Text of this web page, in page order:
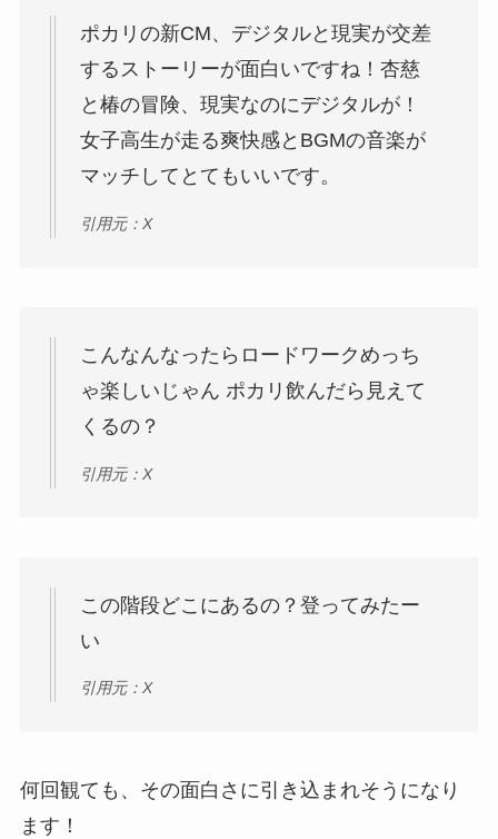
ポカリの新CM、デジタルと現実が交差
するストーリーが面白いですね！杏慈
と椿の冒険、現実なのにデジタルが！
女子高生が走る爽快感とBGMの音楽が
マッチしてとてもいいです。
引用元：X
こんなんなったらロードワークめっち
ゃ楽しいじゃん ポカリ飲んだら見えて
くるの？
引用元：X
この階段どこにあるの？登ってみたー
い
引用元：X
何回観ても、その面白さに引き込まれそうになり
ます！